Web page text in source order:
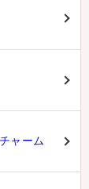
ャーム